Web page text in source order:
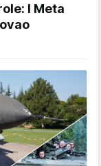
I Meta